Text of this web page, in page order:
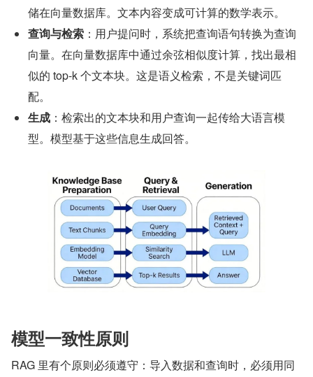
储在向量数据库。文本内容变成可计算的数学表示。
查询与检索 ：用户提问时，系统把查询语句转换为查询
向量。在向量数据库中通过余弦相似度计算，找出最相
似的 top-k 个文本块。这是语义检索，不是关键词匹
配。
生成 ：检索出的文本块和用户查询一起传给大语言模
型。模型基于这些信息生成回答。
模型一致性原则
RAG 里有个原则必须遵守：导入数据和查询时，必须用同